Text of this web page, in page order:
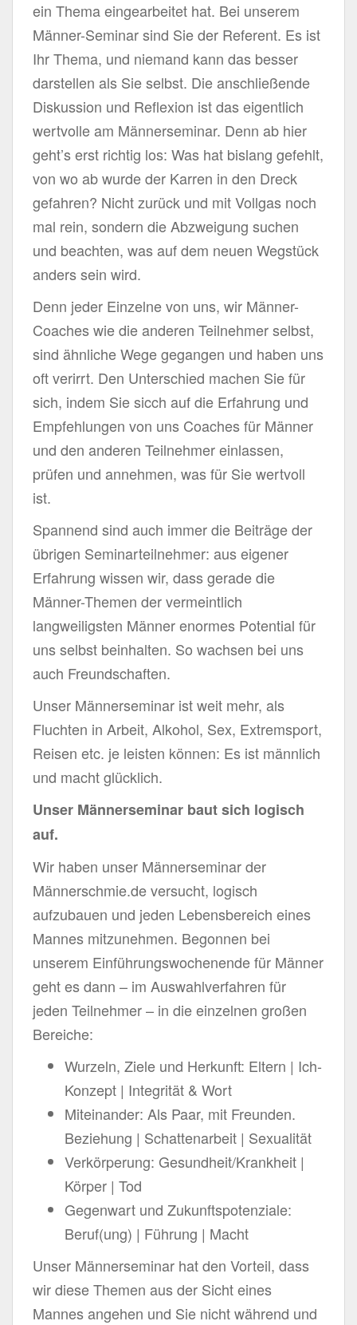
ein Thema eingearbeitet hat. Bei unserem
Männer-Seminar sind Sie der Referent. Es ist
Ihr Thema, und niemand kann das besser
darstellen als Sie selbst. Die anschließende
Diskussion und Reflexion ist das eigentlich
wertvolle am Männerseminar. Denn ab hier
geht’s erst richtig los: Was hat bislang gefehlt,
von wo ab wurde der Karren in den Dreck
gefahren? Nicht zurück und mit Vollgas noch
mal rein, sondern die Abzweigung suchen
und beachten, was auf dem neuen Wegstück
anders sein wird.
Denn jeder Einzelne von uns, wir Männer-
Coaches wie die anderen Teilnehmer selbst,
sind ähnliche Wege gegangen und haben uns
oft verirrt. Den Unterschied machen Sie für
sich, indem Sie sicch auf die Erfahrung und
Empfehlungen von uns Coaches für Männer
und den anderen Teilnehmer einlassen,
prüfen und annehmen, was für Sie wertvoll
ist.
Spannend sind auch immer die Beiträge der
übrigen Seminarteilnehmer: aus eigener
Erfahrung wissen wir, dass gerade die
Männer-Themen der vermeintlich
langweiligsten Männer enormes Potential für
uns selbst beinhalten. So wachsen bei uns
auch Freundschaften.
Unser Männerseminar ist weit mehr, als
Fluchten in Arbeit, Alkohol, Sex, Extremsport,
Reisen etc. je leisten können: Es ist männlich
und macht glücklich.
Unser Männerseminar baut sich logisch
auf.
Wir haben unser Männerseminar der
Männerschmie.de versucht, logisch
aufzubauen und jeden Lebensbereich eines
Mannes mitzunehmen. Begonnen bei
unserem Einführungswochenende für Männer
geht es dann – im Auswahlverfahren für
jeden Teilnehmer – in die einzelnen großen
Bereiche:
Wurzeln, Ziele und Herkunft: Eltern | Ich-
Konzept | Integrität & Wort
Miteinander: Als Paar, mit Freunden.
Beziehung | Schattenarbeit | Sexualität
Verkörperung: Gesundheit/Krankheit |
Körper | Tod
Gegenwart und Zukunftspotenziale:
Beruf(ung) | Führung | Macht
Unser Männerseminar hat den Vorteil, dass
wir diese Themen aus der Sicht eines
Mannes angehen und Sie nicht während und